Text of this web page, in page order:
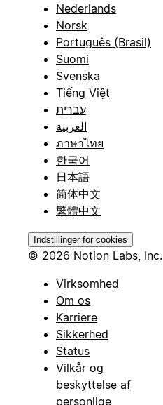
Nederlands
Norsk
Português (Brasil)
Suomi
Svenska
Tiếng Việt
עברית
العربية
ภาษาไทย
한국어
日本語
简体中文
繁體中文
Indstillinger for cookies
© 2026 Notion Labs, Inc.
Virksomhed
Om os
Karriere
Sikkerhed
Status
Vilkår og
beskyttelse af
personlige